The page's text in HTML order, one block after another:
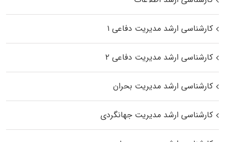
کارشناسی ارشد مدیریت دفاعی ۱
کارشناسی ارشد مدیریت دفاعی ۲
کارشناسی ارشد مدیریت بحران
کارشناسی ارشد مدیریت جهانگردی